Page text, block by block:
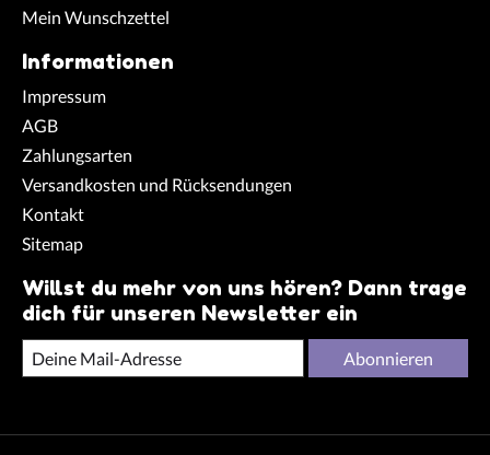
Mein Wunschzettel
Informationen
Impressum
AGB
Zahlungsarten
Versandkosten und Rücksendungen
Kontakt
Sitemap
Willst du mehr von uns hören? Dann trage
dich für unseren Newsletter ein
Abonnieren